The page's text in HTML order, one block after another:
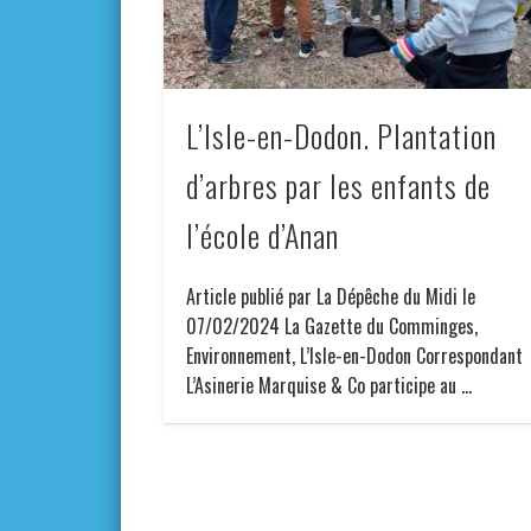
L’Isle-en-Dodon. Plantation
d’arbres par les enfants de
l’école d’Anan
Article publié par La Dépêche du Midi le
07/02/2024 La Gazette du Comminges,
Environnement, L’Isle-en-Dodon Correspondant
L’Asinerie Marquise & Co participe au …